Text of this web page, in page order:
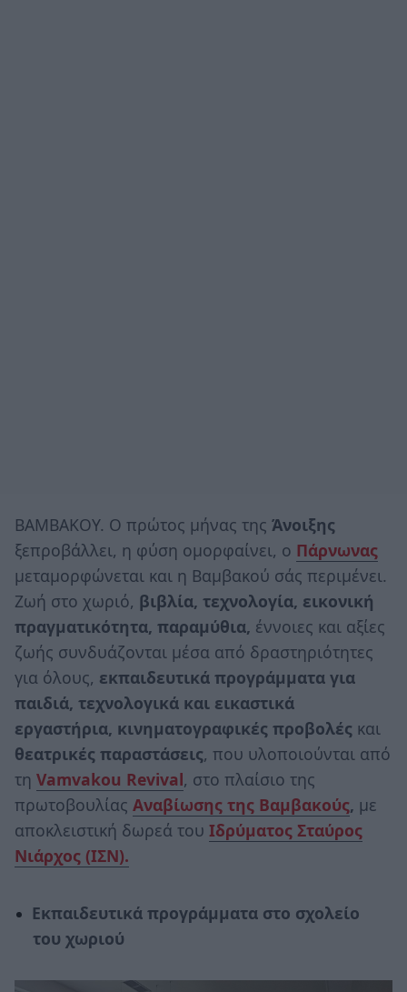
ΒΑΜΒΑΚΟΥ. Ο πρώτος μήνας της Άνοιξης
ξεπροβάλλει, η φύση ομορφαίνει, ο Πάρνωνας
μεταμορφώνεται και η Βαμβακού σάς περιμένει.
Ζωή στο χωριό, βιβλία, τεχνολογία, εικονική
πραγματικότητα, παραμύθια, έννοιες και αξίες
ζωής συνδυάζονται μέσα από δραστηριότητες
για όλους, εκπαιδευτικά προγράμματα για
παιδιά, τεχνολογικά και εικαστικά
εργαστήρια, κινηματογραφικές προβολές και
θεατρικές παραστάσεις, που υλοποιούνται από
τη Vamvakou Revival, στο πλαίσιο της
πρωτοβουλίας Αναβίωσης της Βαμβακούς, με
αποκλειστική δωρεά του Ιδρύματος Σταύρος
Νιάρχος (ΙΣΝ).
Εκπαιδευτικά προγράμματα στο σχολείο
του χωριού